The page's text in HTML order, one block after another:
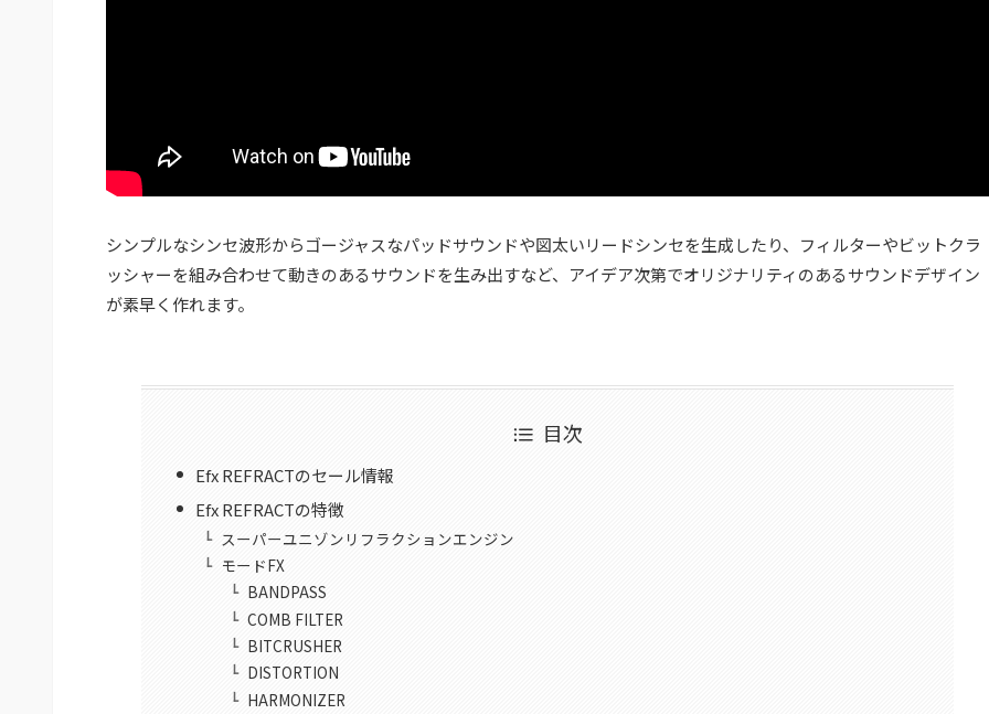
シンプルなシンセ波形からゴージャスなパッドサウンドや図太いリードシンセを生成したり、フィルターやビットクラ
ッシャーを組み合わせて動きのあるサウンドを生み出すなど、アイデア次第でオリジナリティのあるサウンドデザイン
が素早く作れます。
目次
Efx REFRACTのセール情報
Efx REFRACTの特徴
スーパーユニゾンリフラクションエンジン
モードFX
BANDPASS
COMB FILTER
BITCRUSHER
DISTORTION
HARMONIZER